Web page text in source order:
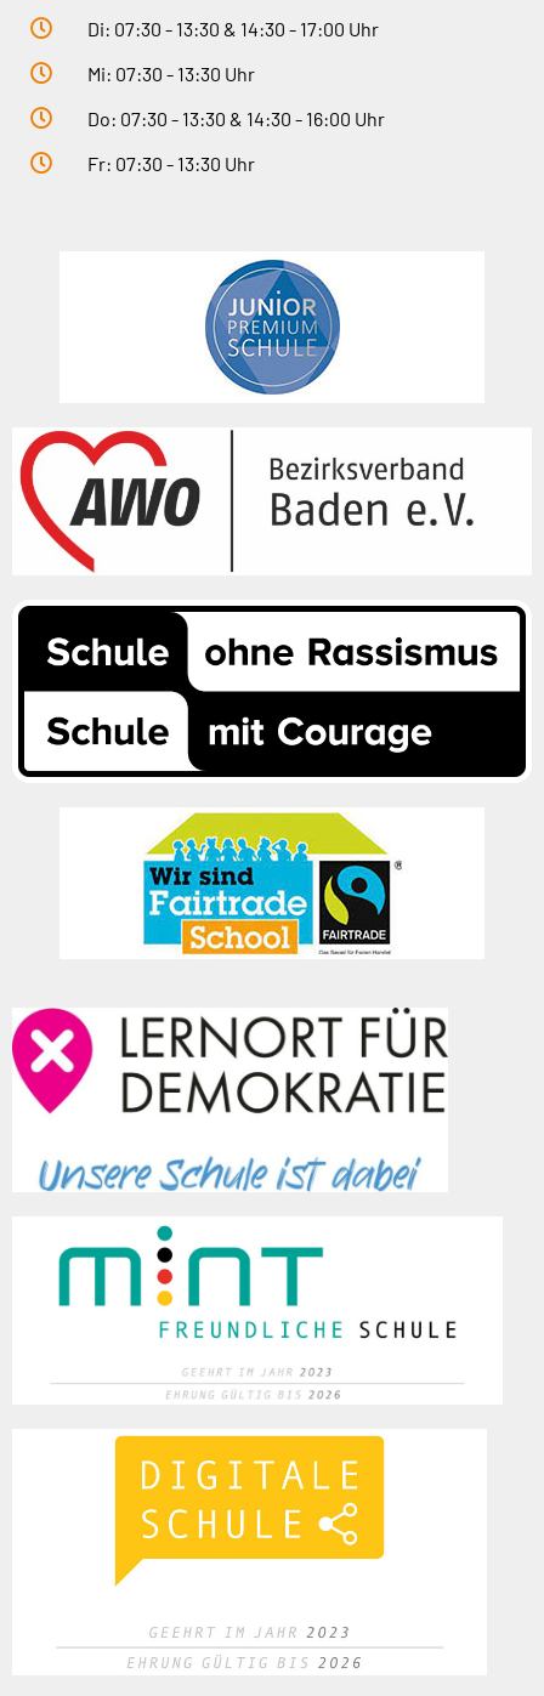
Di: 07:30 - 13:30 & 14:30 - 17:00 Uhr
Mi: 07:30 - 13:30 Uhr
Do: 07:30 - 13:30 & 14:30 - 16:00 Uhr
Fr: 07:30 - 13:30 Uhr